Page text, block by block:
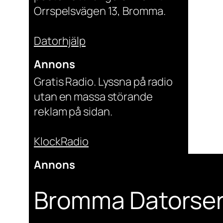
Orrspelsvägen 13, Bromma.
Datorhjälp
Annons
Gratis Radio. Lyssna på radio
utan en massa störande
reklam på sidan.
KlockRadio
Annons
Bromma